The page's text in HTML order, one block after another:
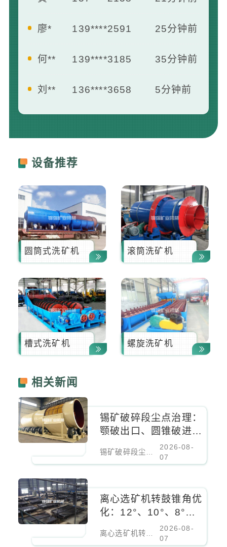
廖* 25分钟前
何** 35分钟前
刘** 5分钟前
王** 139****2412 7分钟前
设备推荐
圆筒式洗矿机 滚筒洗矿机
槽式洗矿机 螺旋洗矿机
相关新闻
锡矿破碎段尘点治理：
颚破出口、圆锥破进料
口、振动筛密闭负压除
尘
2026-08-
07
离心选矿机转鼓锥角优
化：12°、10°、8°对
细粒锡石回收率的影响
2026-08-
07